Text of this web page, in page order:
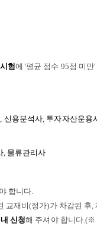
험에 '평균 점수 95점 미
신용분석사, 투자자산운용
, 물류관리사
합니다.
교재비(정가)가 차감된 후
신청해 주셔야 합니다.(※